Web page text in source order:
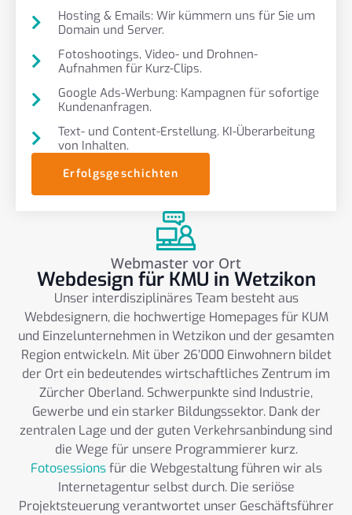
Hosting & Emails: Wir kümmern uns für Sie um
Domain und Server.
Fotoshootings, Video- und Drohnen-
Aufnahmen für Kurz-Clips.
Google Ads-Werbung: Kampagnen für sofortige
Kundenanfragen.
Text- und Content-Erstellung. KI-Überarbeitung
von Inhalten.
Erfolgsgeschichten
Webmaster vor Ort
Webdesign für KMU in Wetzikon
Unser interdisziplinäres Team besteht aus
Webdesignern, die hochwertige Homepages für KUM
und Einzelunternehmen in Wetzikon und der gesamten
Region entwickeln. Mit über 26’000 Einwohnern bildet
der Ort ein bedeutendes wirtschaftliches Zentrum im
Zürcher Oberland. Schwerpunkte sind Industrie,
Gewerbe und ein starker Bildungssektor. Dank der
zentralen Lage und der guten Verkehrsanbindung sind
die Wege für unsere Programmierer kurz.
Fotosessionsfür die Webgestaltung führen wir als
Internetagentur selbst durch. Die seriöse
Projektsteuerung verantwortet unser Geschäftsführer